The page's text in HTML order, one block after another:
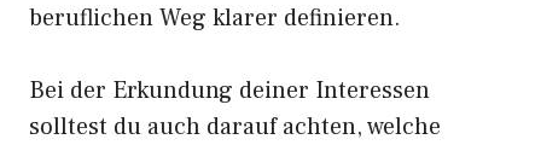
beruflichen Weg klarer definieren.
Bei der Erkundung deiner Interessen
solltest du auch darauf achten, welche